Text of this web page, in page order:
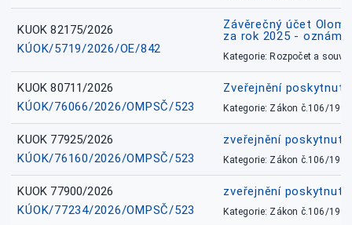
KUOK 82175/2026
KÚOK/5719/2026/OE/842
Závěrečný účet
za rok 2025 -
Kategorie: Rozpočet a
KUOK 80711/2026
KÚOK/76066/2026/OMPSČ/523
Zveřejnění
Kategorie: Zákon č.106/1999
KUOK 77925/2026
KÚOK/76160/2026/OMPSČ/523
zveřejnění
Kategorie: Zákon č.106/1999
KUOK 77900/2026
KÚOK/77234/2026/OMPSČ/523
zveřejnění
Kategorie: Zákon č.106/1999